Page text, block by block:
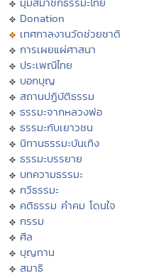
Donation
เทศกาลงานวัดช่วยชาติ
การเผยแผ่ศาสนา
ประเพณีไทย
บอกบุญ
สถานปฏิบัติธรรม
ธรรมะจากหลวงพ่อ
ธรรมะกับเยาวชน
นิทานธรรมะบันเทิง
ธรรมะบรรยาย
บทความธรรมะ
กวีธรรมะ
คติธรรม คำคม โดนใจ
กรรม
ศีล
บุญทาน
สมาธิ